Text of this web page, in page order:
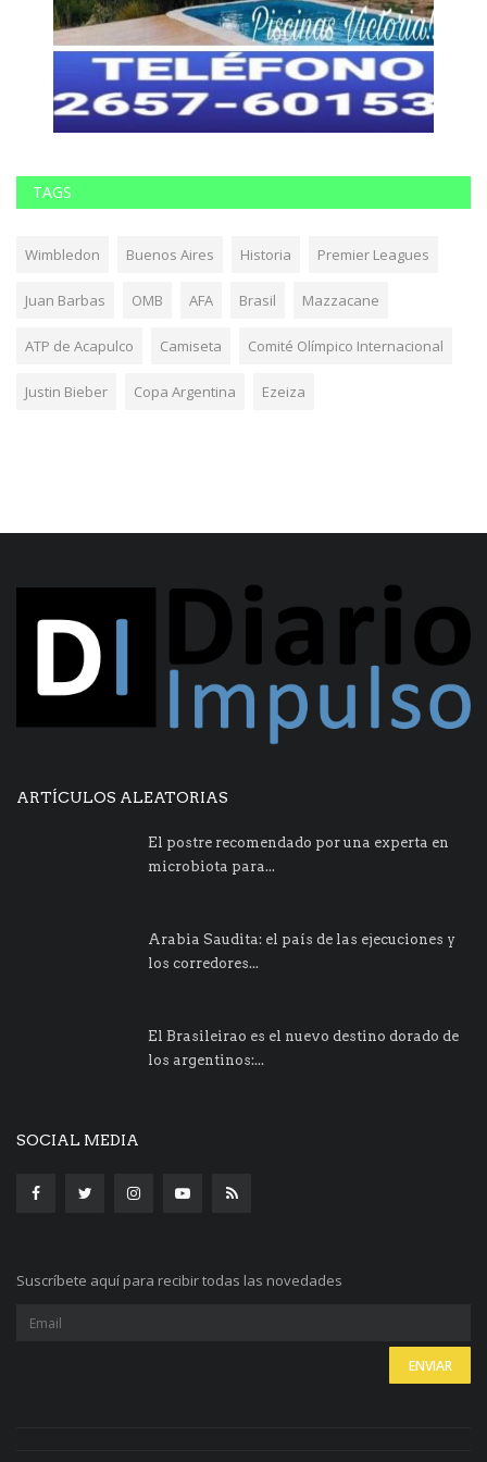
TAGS
Wimbledon Buenos Aires Historia Premier Leagues
Juan Barbas OMB AFA Brasil Mazzacane
ATP de Acapulco Camiseta Comité Olímpico Internacional
Justin Bieber Copa Argentina Ezeiza
ARTÍCULOS ALEATORIAS
El postre recomendado por una experta en
microbiota para...
Arabia Saudita: el país de las ejecuciones y
los corredores...
El Brasileirao es el nuevo destino dorado de
los argentinos:...
SOCIAL MEDIA
Suscríbete aquí para recibir todas las novedades